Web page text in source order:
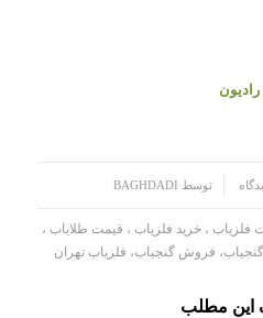
توسط BAGHDADI
فلزیاب ، خرید فلزیاب ، قیمت طلایاب ،
فروش گنجیاب، فلزیاب تهران
این مطلب